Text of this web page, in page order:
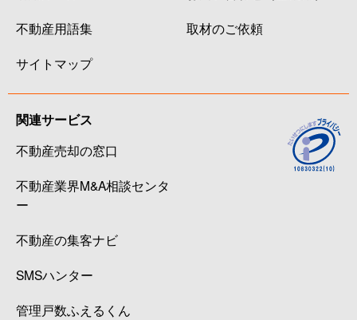
不動産用語集
サイトマップ
取材のご依頼
関連サービス
不動産売却の窓口
不動産業界M&A相談センタ
ー
不動産の集客ナビ
SMSハンター
管理戸数ふえるくん